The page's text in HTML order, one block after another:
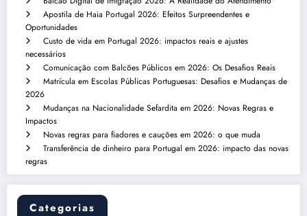
Apostila de Haia Portugal 2026: Efeitos Surpreendentes e
Oportunidades
Custo de vida em Portugal 2026: impactos reais e ajustes
necessários
Comunicação com Balcões Públicos em 2026: Os Desafios Reais
Matrícula em Escolas Públicas Portuguesas: Desafios e Mudanças de
2026
Mudanças na Nacionalidade Sefardita em 2026: Novas Regras e
Impactos
Novas regras para fiadores e cauções em 2026: o que muda
Transferência de dinheiro para Portugal em 2026: impacto das novas
regras
Categorias